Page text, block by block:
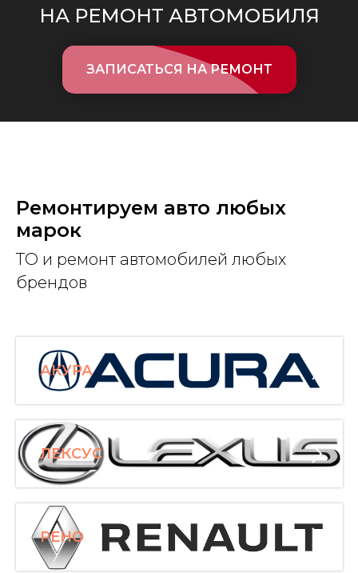
НА РЕМОНТ АВТОМОБИЛЯ
ЗАПИСАТЬСЯ НА РЕМОНТ
Ремонтируем авто любых
марок
ТО и ремонт автомобилей любых
брендов
АКУРА
ЛЕКСУС
РЕНО